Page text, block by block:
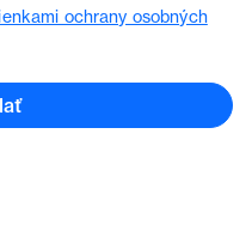
ochrany osobných